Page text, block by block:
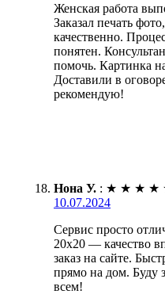
Женская работа
Заказал печать
качественно.
понятен.
помочь. Картинка
Доставили в
рекомендую!
Нона У. : ★ ★ ★ ★
10.07.2024
Сервис просто
20х20 — качество
заказ на сайте.
прямо на дом. Буду
всем!